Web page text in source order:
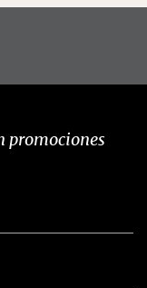
promociones